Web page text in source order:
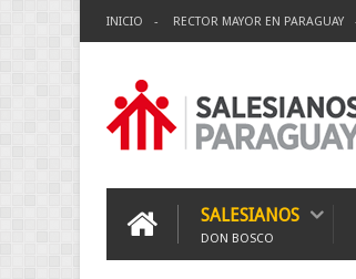
INICIO RECTOR MAYOR EN PARAGUAY
SALESIANOS
DON BOSCO